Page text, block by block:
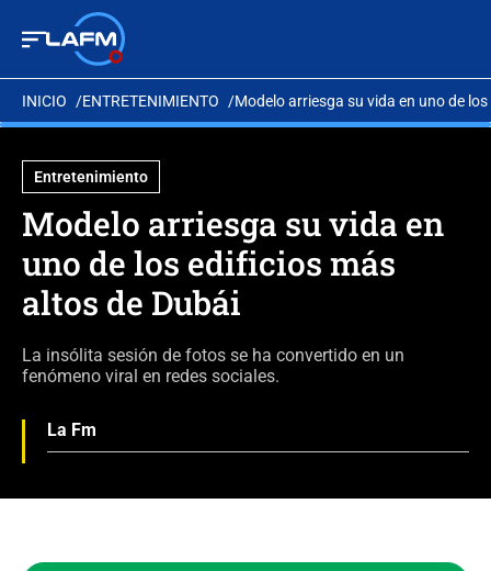
INICIO ENTRETENIMIENTO Modelo arriesga su vida en uno de
Entretenimiento
Modelo arriesga su vida en
uno de los edificios más
altos de Dubái
La insólita sesión de fotos se ha convertido en un
fenómeno viral en redes sociales.
La Fm